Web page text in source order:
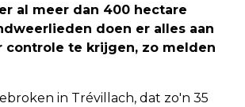
al meer dan 400 hectare
doen er alles aan
controle te krijgen, zo melden
in Trévillach, dat zo'n 35